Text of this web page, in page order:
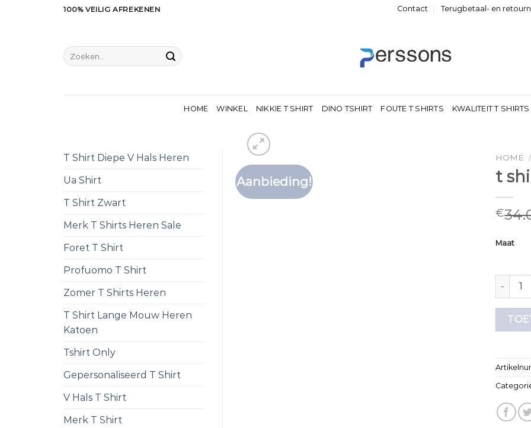
100% VEILIG AFREKENEN Contact Terugbetaal- en
Zoeken
naar:
HOME WINKEL NIKKIE T SHIRT DINO TSHIRT FOUTE T SHIRTS KWALITEIT T SHIRTS
T Shirt Diepe V Hals Heren
Ua Shirt
T Shirt Zwart
Merk T Shirts Heren Sale
Foret T Shirt
Profuomo T Shirt
Zomer T Shirts Heren
T Shirt Lange Mouw Heren
Katoen
Tshirt Only
Gepersonaliseerd T Shirt
V Hals T Shirt
Merk T Shirt
Aanbieding!
HOME
t
€
Maat
t shirt